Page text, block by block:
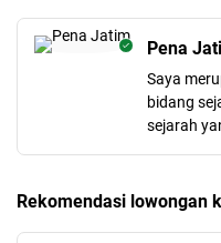
Pena
Saya
bidang
sejarah
Rekomendasi lowongan